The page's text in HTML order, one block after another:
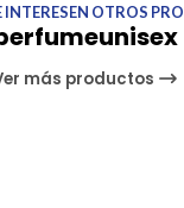
INTERESEN OTROS
más productos